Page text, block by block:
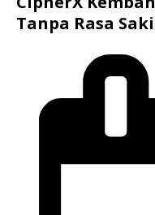
Tanpa Rasa